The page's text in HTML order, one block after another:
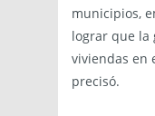
municipios,
lograr que la
viviendas en
precisó.